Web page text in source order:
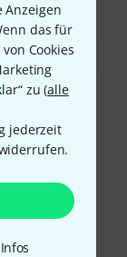
Anzeigen
das für
Cookies
zu (alle
jederzeit
bezahlen